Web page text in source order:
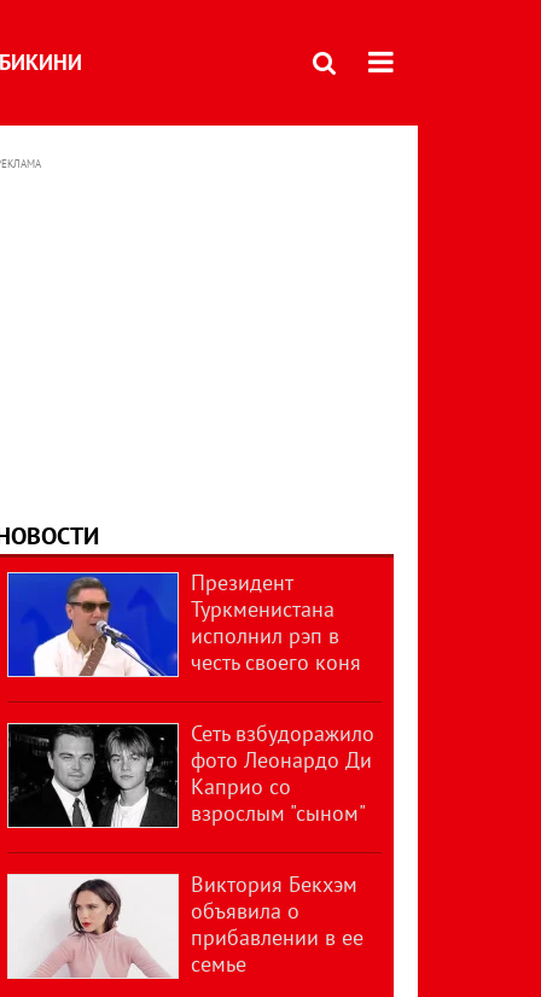
БИКИНИ
Президент
Туркменистана
исполнил рэп в
честь своего коня
Сеть взбудоражило
фото Леонардо Ди
Каприо со
взрослым "сыном"
Виктория Бекхэм
объявила о
прибавлении в ее
семье